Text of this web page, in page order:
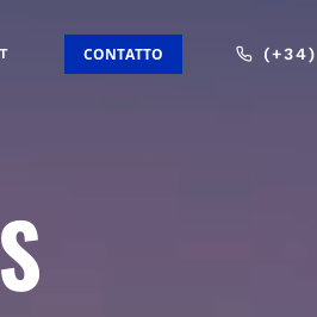
CONTATTO